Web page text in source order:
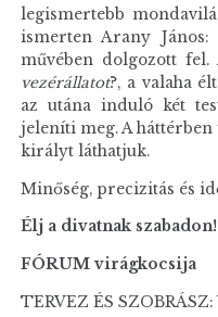
legismertebb
ismerten Arany János:
művében dolgozott
vezérállatot?, a valaha
az utána induló két
jeleníti meg. A
királyt láthatjuk.
Minőség, precizitás és
Élj a divatnak szabadon!
FÓRUM virágkocsija
TERVEZ ÉS